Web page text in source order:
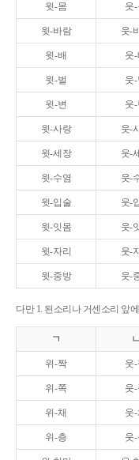
윗-몸 웃-
윗-바람 웃-
윗-배 웃-
윗-벌 웃-
윗-변 웃-
윗-사랑 웃-
윗-세장 웃-
윗-수염 웃-
윗-입술 웃-
윗-잇몸 웃-
윗-자리 웃-
윗-중방 웃-
다만 1. 된소리나 거센소리 앞
ㄱ ㄴ
위-짝 웃
위-쪽 웃-
위-채 웃-
위-층 웃-